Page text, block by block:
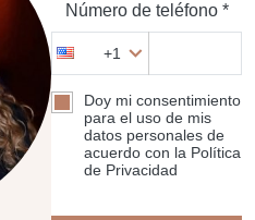
Número de teléfono *
+1
Doy mi consentimiento
para el uso de mis
datos personales de
acuerdo con la Política
de Privacidad